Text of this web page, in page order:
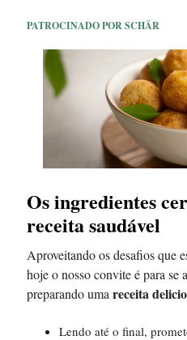
PATROCINADO POR SCHÄR
Os ingredientes
receita saudável
Aproveitando os desafios que
hoje o nosso convite é para se
preparando uma receita
Lendo até o final,